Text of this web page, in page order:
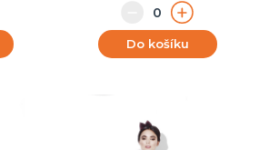
Do košíku